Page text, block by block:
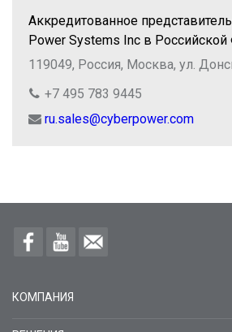
Аккредитованное
Power Systems Inc в
119049, Россия, Москва, ул.
+7 495 783 9445
ru.sales@cyberpower.com
КОМПАНИЯ